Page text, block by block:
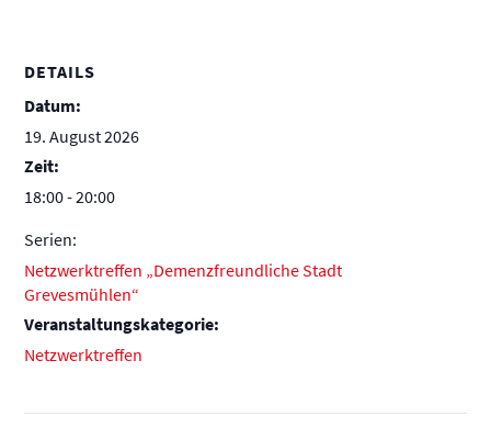
DETAILS
Datum:
19. August 2026
Zeit:
18:00 - 20:00
Serien:
Netzwerktreffen „Demenzfreundliche Stadt
Grevesmühlen“
Veranstaltungskategorie:
Netzwerktreffen